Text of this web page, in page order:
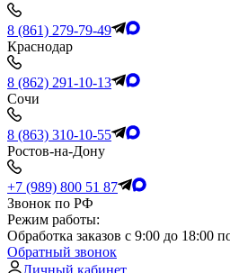
8 (861) 279-79-49
Краснодар
8 (862) 291-10-13
Сочи
8 (863) 310-10-55
Ростов-на-Дону
+7 (989) 800 51 87
Звонок по РФ
Режим работы:
Обработка заказов с 9:00 до 18:00
Обратный звонок
Личный кабинет